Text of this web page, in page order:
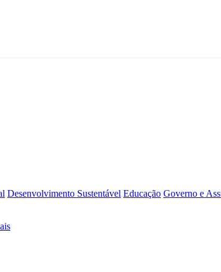
Desenvolvimento Sustentável Educação Governo e